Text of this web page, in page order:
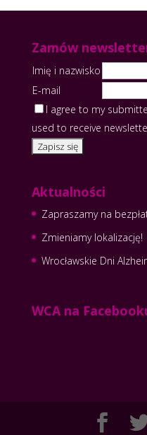
Zamów
Imię i nazwisko
E-mail
I agree to my
used to receive
Aktualności
Zapraszamy na
Zmieniamy lokalizację!
Wrocławskie Dni
WCA na